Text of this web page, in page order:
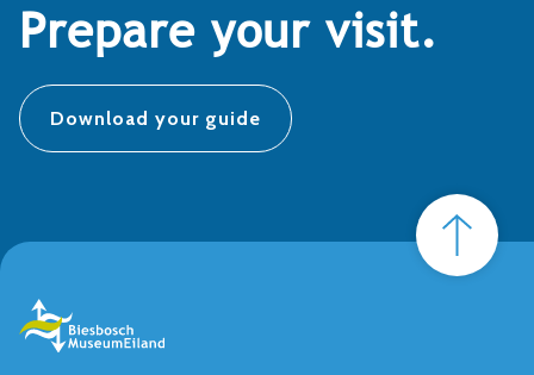
Prepare your visit.
Download your guide